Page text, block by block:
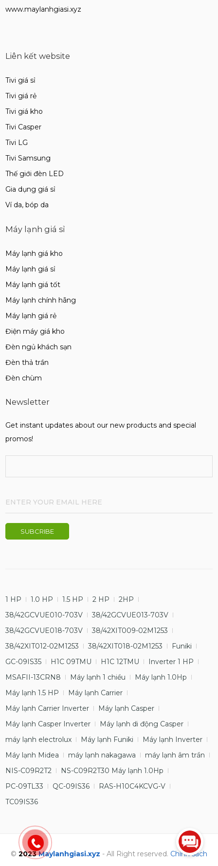
www.maylanhgiasi.xyz
Liên kết website
Tivi giá sỉ
Tivi giá rẻ
Tivi giá kho
Tivi Casper
Tivi LG
Tivi Samsung
Thế giới đèn LED
Gia dụng giá sỉ
Ví da, bóp da
Máy lạnh giá sỉ
Máy lạnh giá kho
Máy lạnh giá sỉ
Máy lạnh giá tốt
Máy lạnh chính hãng
Máy lạnh giá rẻ
Điện máy giá kho
Đèn ngủ khách sạn
Đèn thả trần
Đèn chùm
Newsletter
Get instant updates about our new products and special
promos!
1 HP 1.0 HP 1.5 HP 2 HP
2HP
38/42GCVUE010-703V
38/42GCVUE013-703V
38/42GCVUE018-703V
38/42XIT009-02M1253
38/42XIT012-02M1253
38/42XIT018-02M1253
Funiki
GC-09IS35
H1C 09TMU H1C 12TMU
Inverter 1 HP
MSAFII-13CRN8
Máy lạnh 1 chiều
Máy lạnh 1.0Hp
Máy lạnh 1.5 HP
Máy lạnh Carrier
Máy lạnh Carrier Inverter
Máy lạnh Casper
Máy lạnh Casper Inverter
Máy lạnh di động Casper
máy lạnh electrolux
Máy lạnh Funiki
Máy lạnh Inverter
Máy lạnh Midea
máy lạnh nakagawa
máy lạnh âm trần
NIS-C09R2T2
NS-C09R2T30 Máy lạnh 1.0Hp
PC-09TL33
QC-09IS36
RAS-H10C4KCVG-V
TC09IS36
© 2023Maylanhgiasi.xyz - All Right reserved. Chính sách